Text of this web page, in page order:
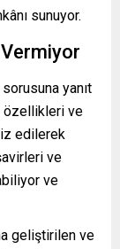
sunuyor.
yanıt
özellikleri ve
edilerek
ve
ve
geliştirilen ve